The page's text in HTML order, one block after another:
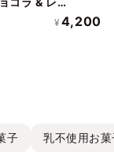
¥ 4,200
子 乳不使用お